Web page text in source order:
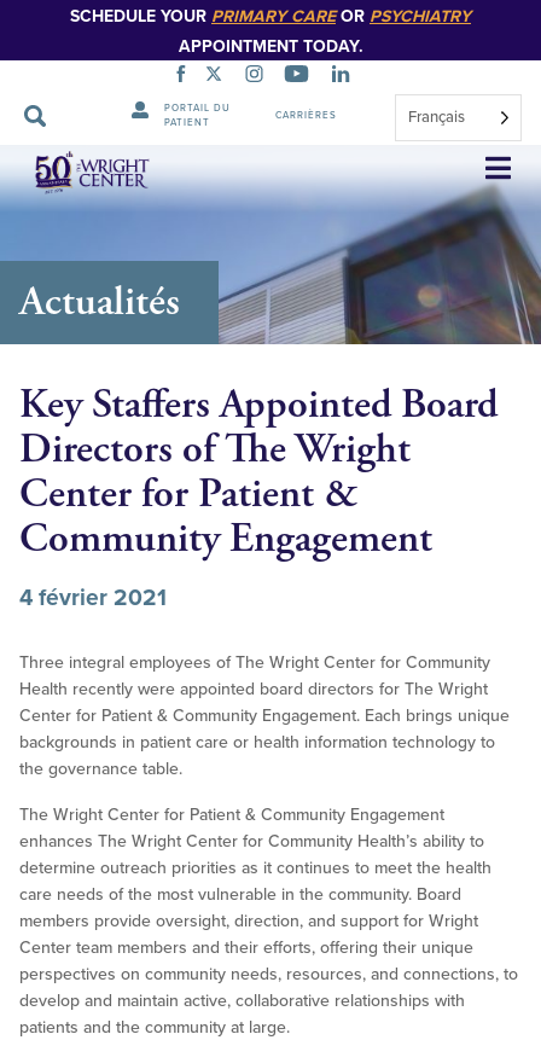
SCHEDULE YOUR PRIMARY CAREOR PSYCHIATRY
APPOINTMENT TODAY.
PORTAIL DU
PATIENT
CARRIÈRES Français
Sauter
la
navigation
Actualités
Key Staffers Appointed Board
Directors of The Wright
Center for Patient &
Community Engagement
4 février 2021
Three integral employees of The Wright Center for Community
Health recently were appointed board directors for The Wright
Center for Patient & Community Engagement. Each brings unique
backgrounds in patient care or health information technology to
the governance table.
The Wright Center for Patient & Community Engagement
enhances The Wright Center for Community Health’s ability to
determine outreach priorities as it continues to meet the health
care needs of the most vulnerable in the community. Board
members provide oversight, direction, and support for Wright
Center team members and their efforts, offering their unique
perspectives on community needs, resources, and connections, to
develop and maintain active, collaborative relationships with
patients and the community at large.